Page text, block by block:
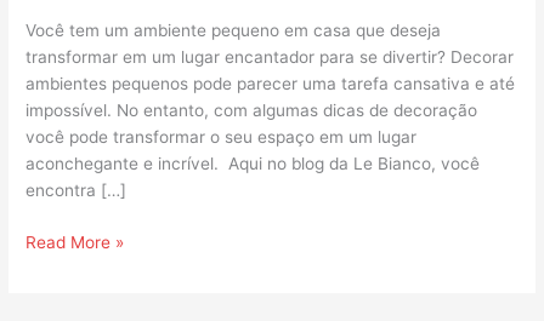
Você tem um ambiente pequeno em casa que deseja
transformar em um lugar encantador para se divertir? Decorar
ambientes pequenos pode parecer uma tarefa cansativa e até
impossível. No entanto, com algumas dicas de decoração
você pode transformar o seu espaço em um lugar
aconchegante e incrível. Aqui no blog da Le Bianco, você
encontra […]
Read More »